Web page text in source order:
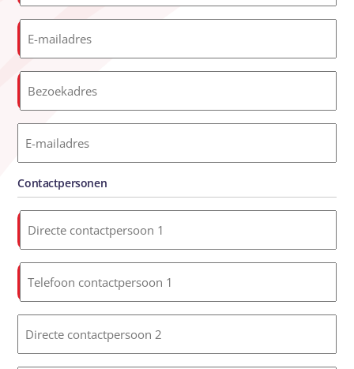
E-
mailadres
Bezoekadres
mailadres
Contactpersonen
Directe
contactpersoon
1
Telefoon
contactpersoon
1
contactpersoon
2